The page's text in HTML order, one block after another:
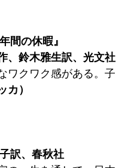
間の休暇』
、鈴木雅生訳、光文社
ワクワク感がある。
カ）
訳、春秋社